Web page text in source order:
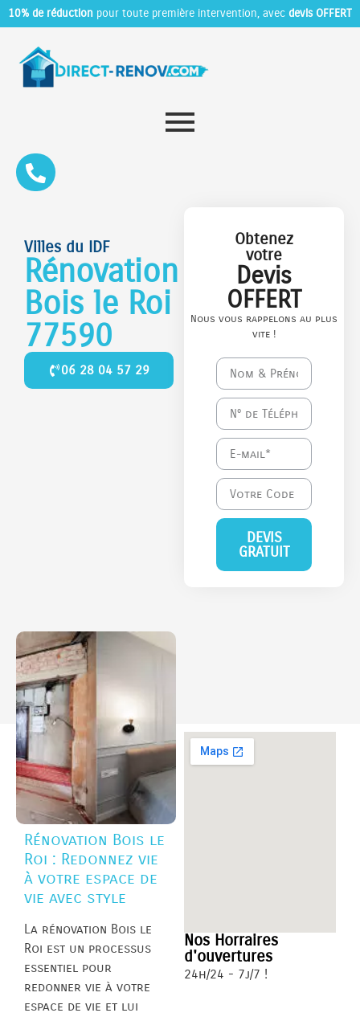
10% de réduction pour toute première intervention, avec devis OFFERT
Villes du IDF
Rénovation
Bois le Roi
77590
06 28 04 57 29
Obtenez
votre
Devis
OFFERT
Nous vous rappelons au plus
vite !
DEVIS
GRATUIT
Rénovation Bois le
Roi : Redonnez vie
à votre espace de
vie avec style
La rénovation Bois le
Roi est un processus
essentiel pour
redonner vie à votre
espace de vie et lui
Nos Horraires
d'ouvertures
24h/24 - 7j/7 !